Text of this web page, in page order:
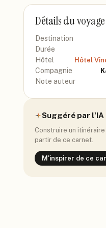
Détails du voyage
Destination
Durée
Hôtel Hôtel
Compagnie
Note auteur
Suggéré par l'IA
Construire un
partir de ce carnet.
M'inspirer de ce